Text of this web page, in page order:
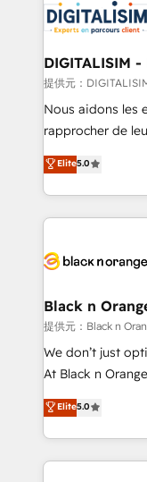
get more from
Implementation
drive your business forward.
dedicated to
team (50+), we
B2B sectors
business
impact of your
detailed financial
embark on a
business up for
business. If not
DIGITALISIM
提供元：
Nous aidons les
rapprocher de
DIGITALISIM,
réussite des
le marketing
pourquoi, nos
référencement,
projet HubSpot avec
migration et
Développement
métiers ⚙️ Configuration de la plateforme HubSpot
Book Process &
Formations des
Elite5.0
Black n
提供元：Black n
We don’t just
At Black n
Marketing with
BOOMS and
combination
businesses worldwide. As Elite
Elite5.0